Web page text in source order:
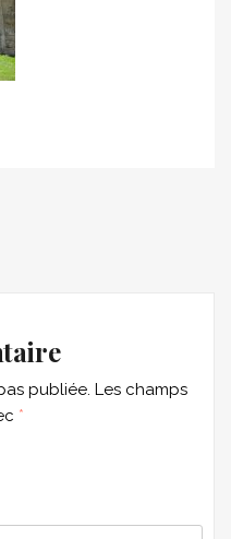
publiée. Les champs
*